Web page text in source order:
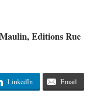
Editions Rue
LinkedIn Email